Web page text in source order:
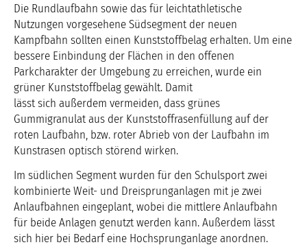
Die Rundlaufbahn sowie das für leichtathletische
Nutzungen vorgesehene Südsegment der neuen
Kampfbahn sollten einen Kunststoffbelag erhalten. Um eine
bessere Einbindung der Flächen in den offenen
Parkcharakter der Umgebung zu erreichen, wurde ein
grüner Kunststoffbelag gewählt. Damit
lässt sich außerdem vermeiden, dass grünes
Gummigranulat aus der Kunststoffrasenfüllung auf der
roten Laufbahn, bzw. roter Abrieb von der Laufbahn im
Kunstrasen optisch störend wirken.
Im südlichen Segment wurden für den Schulsport zwei
kombinierte Weit- und Dreisprunganlagen mit je zwei
Anlaufbahnen eingeplant, wobei die mittlere Anlaufbahn
für beide Anlagen genutzt werden kann. Außerdem lässt
sich hier bei Bedarf eine Hochsprunganlage anordnen.